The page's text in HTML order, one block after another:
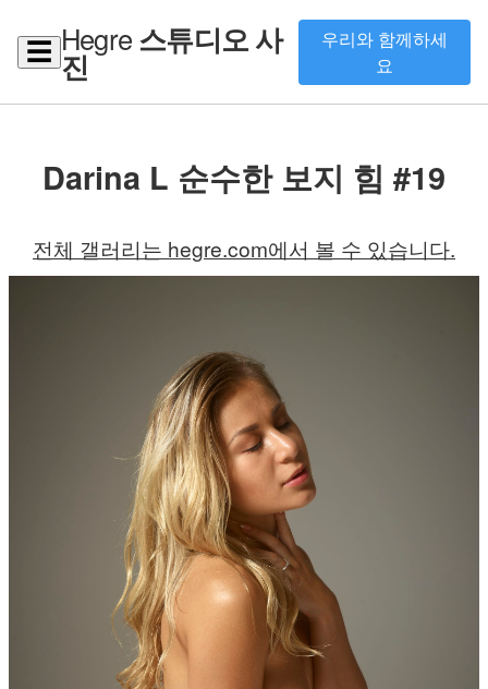
☰ Hegre스튜디오 사
진
우리와 함께하세
요
Darina L 순수한 보지 힘 #19
전체 갤러리는 hegre.com에서 볼 수 있습니다.